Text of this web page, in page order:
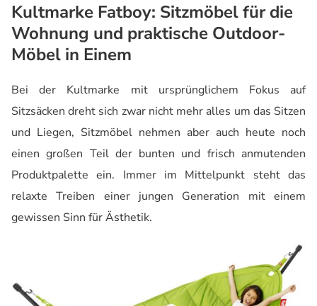
Kultmarke Fatboy: Sitzmöbel für die
Wohnung und praktische Outdoor-
Möbel in Einem
Bei der Kultmarke mit ursprünglichem Fokus auf
Sitzsäcken dreht sich zwar nicht mehr alles um das Sitzen
und Liegen, Sitzmöbel nehmen aber auch heute noch
einen großen Teil der bunten und frisch anmutenden
Produktpalette ein. Immer im Mittelpunkt steht das
relaxte Treiben einer jungen Generation mit einem
gewissen Sinn für Ästhetik.